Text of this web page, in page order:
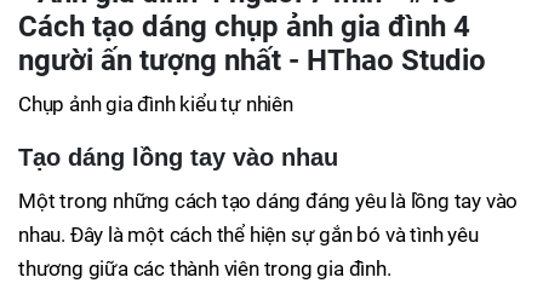
Chụp ảnh gia đình kiểu tự nhiên
Tạo dáng lồng tay vào nhau
Một trong những cách tạo dáng đáng yêu là lồng tay vào
nhau. Đây là một cách thể hiện sự gắn bó và tình yêu
thương giữa các thành viên trong gia đình.